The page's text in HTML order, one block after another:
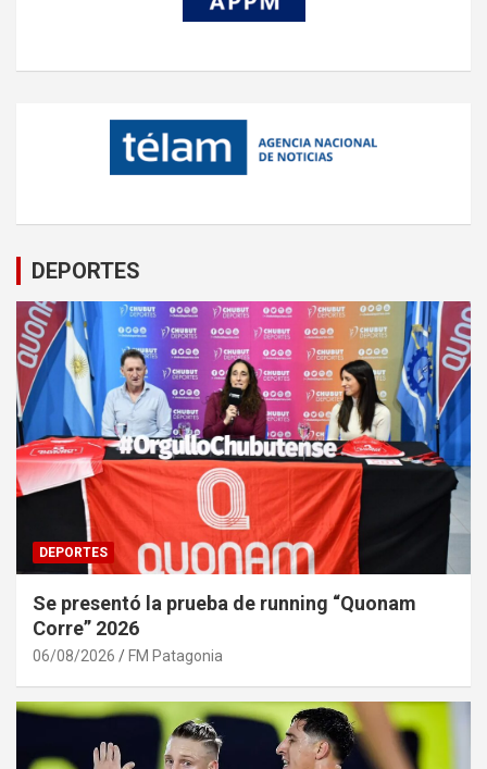
DEPORTES
DEPORTES
Se presentó la prueba de running “Quonam
Corre” 2026
06/08/2026 FM Patagonia